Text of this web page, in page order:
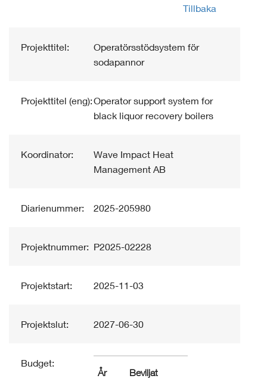
Tillbaka
Projekttitel:
Operatörsstödsystem för
sodapannor
Projekttitel (eng):Operator support system for
black liquor recovery boilers
Koordinator:
Wave Impact Heat
Management AB
Diarienummer: 2025-205980
Projektnummer: P2025-02228
Projektstart: 2025-11-03
Projektslut: 2027-06-30
Budget:
År Beviljat